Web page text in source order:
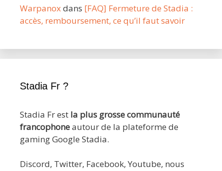
Warpanoxdans [FAQ] Fermeture de Stadia :
accès, remboursement, ce qu’il faut savoir
Stadia Fr ?
Stadia Fr est la plus grosse communauté
francophoneautour de la plateforme de
gaming Google Stadia.
Discord, Twitter, Facebook, Youtube, nous